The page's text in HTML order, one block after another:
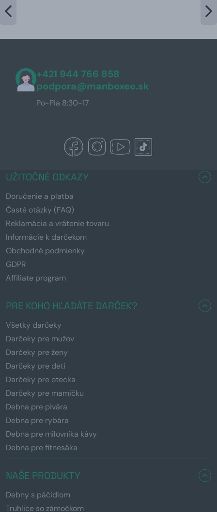
+421 944 766 858
podpora@manboxeo.sk
Po-Pia 8:30-17
UŽITOČNÉ ODKAZY
Doručenie a platba
Časté otázky (FAQ)
Reklamácia a vrátenie tovaru
Informácie k darčekom
Obchodné podmienky
GDPR
Affiliate program
PRE KOHO HĽADÁTE DARČEK?
Všetky darčeky
Darčeky pre mužov
Darčeky pre ženy
Darčeky pre deti
Darčeky pre otecka
Darčeky pre mamičku
Debna pre pivára
Debna pre rybára
Debna pre milovníka kávy
Debna pre fitnesáka
NAŠE PRODUKTY
Debny s páčidlom
Truhlice so zámočkom